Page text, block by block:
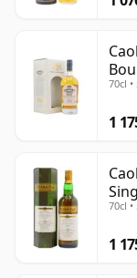
70cl •
1
70cl •
1